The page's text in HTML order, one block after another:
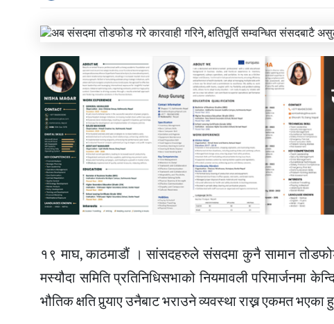
१९ माघ, काठमाडौं । सांसदहरुले संसदमा कुनै सामान
मस्यौदा समिति प्रतिनिधिसभाको नियमावली
भौतिक क्षति पुर्‍याए उनैबाट भराउने व्यवस्था राख्न एकमत भएका